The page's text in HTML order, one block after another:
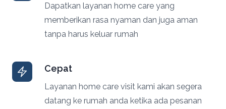
Dapatkan layanan home care yang
memberikan rasa nyaman dan juga aman
tanpa harus keluar rumah
Cepat
Layanan home care visit kami akan segera
datang ke rumah anda ketika ada pesanan